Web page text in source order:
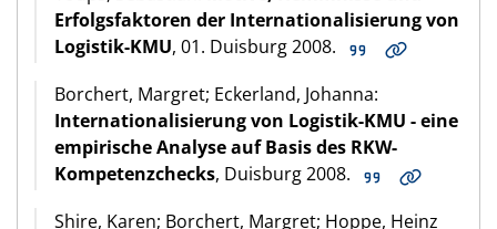
Erfolgsfaktoren der Internationalisierung von
Logistik-KMU, 01. Duisburg 2008.
Borchert, Margret; Eckerland, Johanna:
Internationalisierung von Logistik-KMU - eine
empirische Analyse auf Basis des RKW-
Kompetenzchecks, Duisburg 2008.
Shire, Karen; Borchert, Margret; Hoppe, Heinz